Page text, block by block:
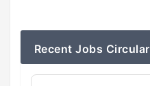
Recent Jobs Circular